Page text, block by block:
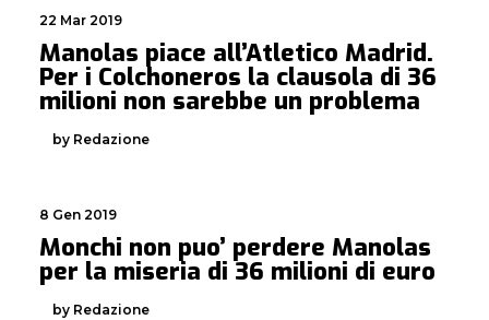
22 Mar 2019
Manolas piace all’Atletico Madrid.
Per i Colchoneros la clausola di 36
milioni non sarebbe un problema
by Redazione
8 Gen 2019
Monchi non puo’ perdere Manolas
per la miseria di 36 milioni di euro
by Redazione